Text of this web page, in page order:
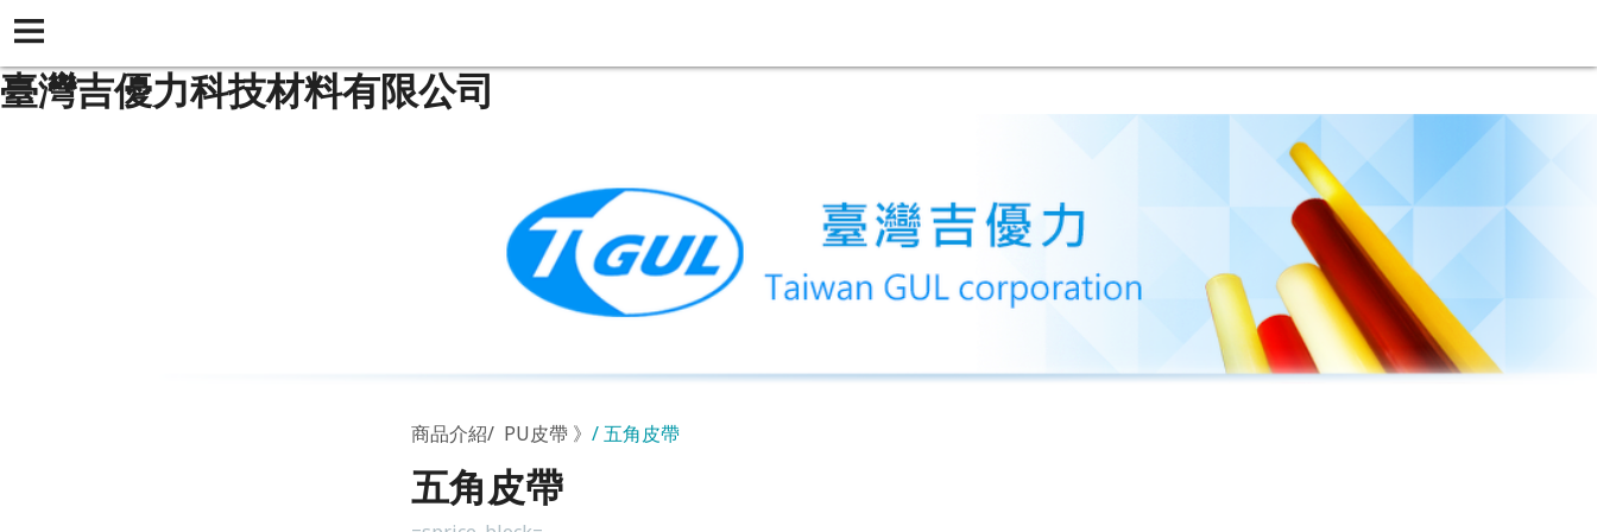
臺灣吉優力科技材料有限公司
商品介紹 PU皮帶 》 五角皮帶
五角皮帶